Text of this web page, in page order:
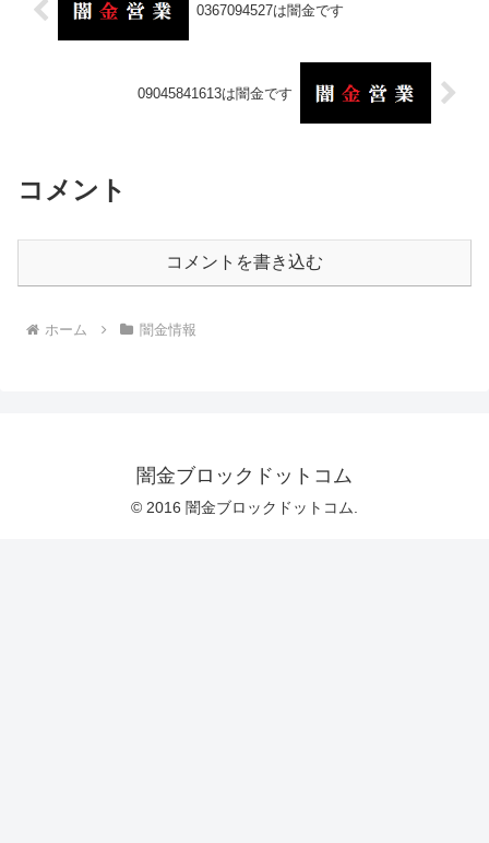
0367094527は闇金です
09045841613は闇金です
コメント
コメントを書き込む
ホーム 闇金情報
闇金ブロックドットコム
© 2016 闇金ブロックドットコム.